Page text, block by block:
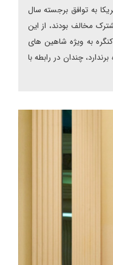
به توافق برجسته سال
مخالف بودند، از این
به ویژه شاهین های
چندان در رابطه با